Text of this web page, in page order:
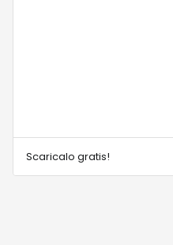
Scaricalo gratis!